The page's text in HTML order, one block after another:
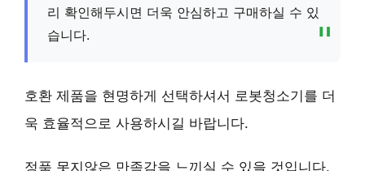
리 확인해두시면 더욱 안심하고 구매하실 수 있
습니다.
호환 제품을 현명하게 선택하셔서 로봇청소기를 더
욱 효율적으로 사용하시길 바랍니다.
정품 못지않은 만족감을 느끼실 수 있을 것입니다.